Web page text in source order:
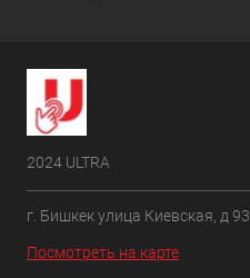
2024 ULTRA
г. Бишкек улица Киевская, д 93
Посмотреть на карте